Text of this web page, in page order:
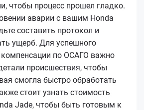
чтобы процесс прошел гладко.
аварии с вашим Honda
составить протокол и
ущерб. Для успешного
по ОСАГО важно
происшествия, чтобы
смогла быстро обработать
стоит узнать стоимость
Jade, чтобы быть готовым к